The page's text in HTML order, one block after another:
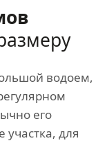
водоем,
его
для